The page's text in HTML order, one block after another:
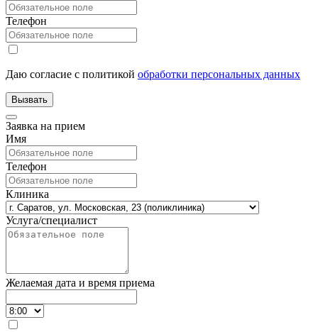
Телефон
Даю согласие с политикой обработки персональных данных
Заявка на прием
Имя
Телефон
Клиника
Услуга/специалист
Желаемая дата и время приема